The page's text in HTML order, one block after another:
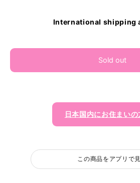
International shipping
Sold out
日本国内にお住まい
この商品をアプリで